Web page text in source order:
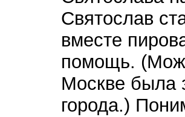
Святослав
вместе
помощь.
Москве была
города.)